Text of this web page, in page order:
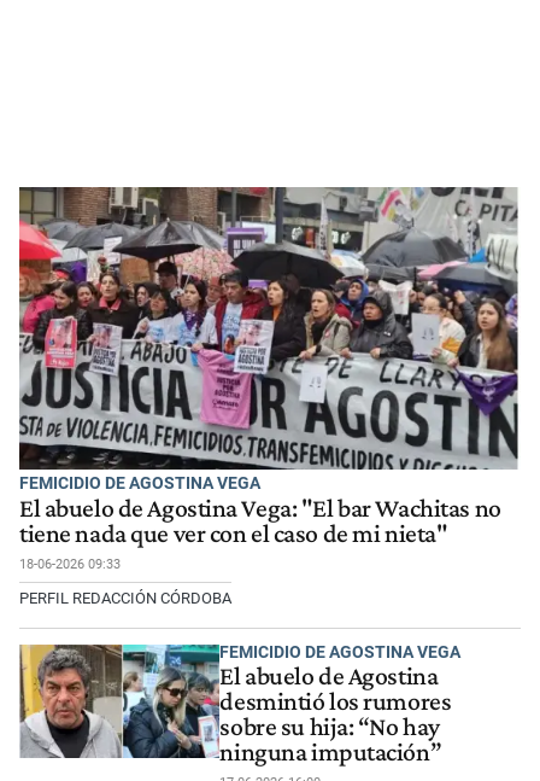
FEMICIDIO DE AGOSTINA VEGA
El abuelo de Agostina Vega: "El bar Wachitas no
tiene nada que ver con el caso de mi nieta"
18-06-2026 09:33
PERFIL REDACCIÓN CÓRDOBA
FEMICIDIO DE AGOSTINA VEGA
El abuelo de Agostina
desmintió los rumores
sobre su hija: “No hay
ninguna imputación”